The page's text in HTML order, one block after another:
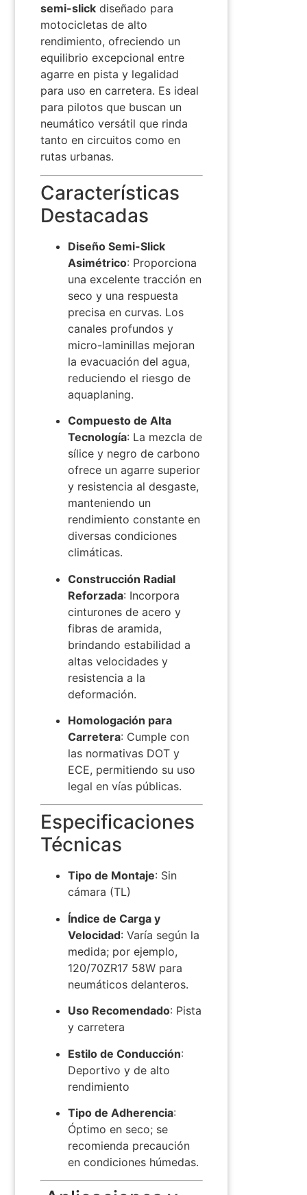
semi-slickdiseñado para
motocicletas de alto
rendimiento, ofreciendo un
equilibrio excepcional entre
agarre en pista y legalidad
para uso en carretera. Es ideal
para pilotos que buscan un
neumático versátil que rinda
tanto en circuitos como en
rutas urbanas.
Características
Destacadas
Diseño Semi-Slick
Asimétrico: Proporciona
una excelente tracción en
seco y una respuesta
precisa en curvas. Los
canales profundos y
micro-laminillas mejoran
la evacuación del agua,
reduciendo el riesgo de
aquaplaning.
Compuesto de Alta
Tecnología: La mezcla de
sílice y negro de carbono
ofrece un agarre superior
y resistencia al desgaste,
manteniendo un
rendimiento constante en
diversas condiciones
climáticas.
Construcción Radial
Reforzada: Incorpora
cinturones de acero y
fibras de aramida,
brindando estabilidad a
altas velocidades y
resistencia a la
deformación.
Homologación para
Carretera: Cumple con
las normativas DOT y
ECE, permitiendo su uso
legal en vías públicas.
Especificaciones
Técnicas
Tipo de Montaje: Sin
cámara (TL)
Índice de Carga y
Velocidad: Varía según la
medida; por ejemplo,
120/70ZR17 58W para
neumáticos delanteros.
Uso Recomendado: Pista
y carretera
Estilo de Conducción:
Deportivo y de alto
rendimiento
Tipo de Adherencia:
Óptimo en seco; se
recomienda precaución
en condiciones húmedas.